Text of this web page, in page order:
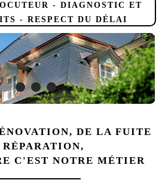
- DIAGNOSTIC ET
- RESPECT DU DÉLAI
DE LA FUITE
C'EST NOTRE MÉTIER